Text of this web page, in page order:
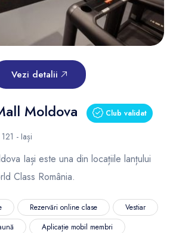
Vezi detalii
Moldova Club validat
- Iași
Iași este una din locațiile lanțului
Class România.
Rezervări online clase
Vestiar
Aplicație mobil membri